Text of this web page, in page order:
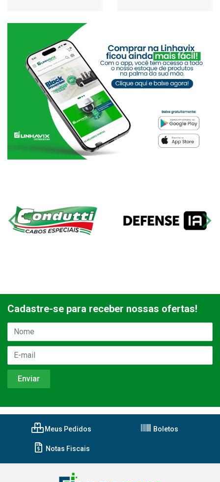
Cadastre-se para receber nossas ofertas!
Meus Pedidos Boletos
Notas Fiscais